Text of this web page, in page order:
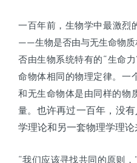
一百年前，生物学中最激烈
——生物是否由与无生命物质
否由生物系统特有的“生命
命物体相同的物理定律。一
和无生命物体是由同样的物
量。 也许再过一百年，没
学理论和另一套物理学理论
“我们应该寻找共同的原则